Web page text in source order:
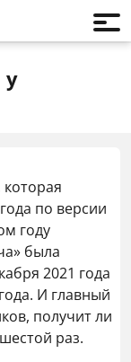
у
по версии
году
была
2021 года
И главный
получит ли
раз.